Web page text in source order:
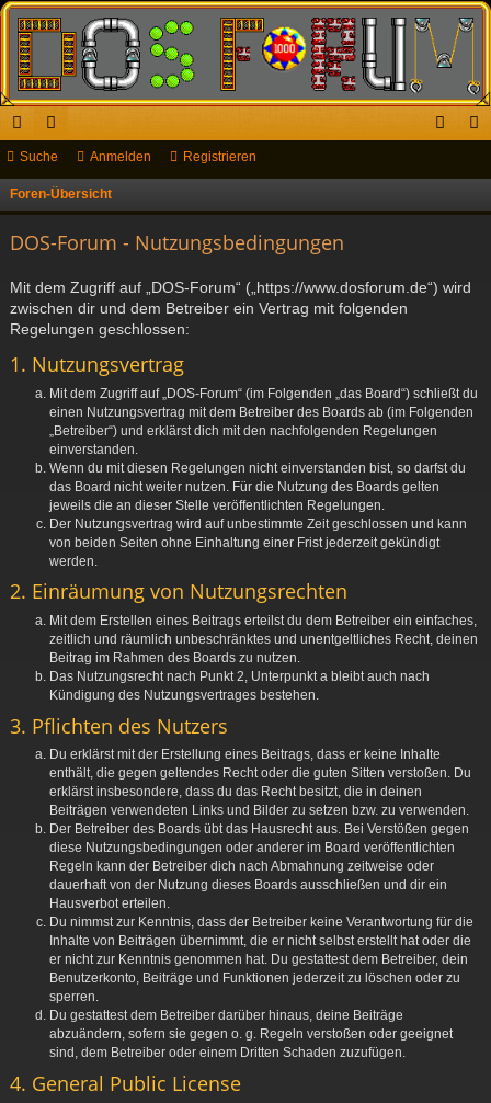
ch
ne
riff
or
en
n
Suche Anmelden Registrieren
Foren-Übersicht
DOS-Forum - Nutzungsbedingungen
Mit dem Zugriff auf „DOS-Forum“ („https://www.dosforum.de“) wird
zwischen dir und dem Betreiber ein Vertrag mit folgenden
Regelungen geschlossen:
1. Nutzungsvertrag
Mit dem Zugriff auf „DOS-Forum“ (im Folgenden „das Board“) schließt du
einen Nutzungsvertrag mit dem Betreiber des Boards ab (im Folgenden
„Betreiber“) und erklärst dich mit den nachfolgenden Regelungen
einverstanden.
Wenn du mit diesen Regelungen nicht einverstanden bist, so darfst du
das Board nicht weiter nutzen. Für die Nutzung des Boards gelten
jeweils die an dieser Stelle veröffentlichten Regelungen.
Der Nutzungsvertrag wird auf unbestimmte Zeit geschlossen und kann
von beiden Seiten ohne Einhaltung einer Frist jederzeit gekündigt
werden.
2. Einräumung von Nutzungsrechten
Mit dem Erstellen eines Beitrags erteilst du dem Betreiber ein einfaches,
zeitlich und räumlich unbeschränktes und unentgeltliches Recht, deinen
Beitrag im Rahmen des Boards zu nutzen.
Das Nutzungsrecht nach Punkt 2, Unterpunkt a bleibt auch nach
Kündigung des Nutzungsvertrages bestehen.
3. Pflichten des Nutzers
Du erklärst mit der Erstellung eines Beitrags, dass er keine Inhalte
enthält, die gegen geltendes Recht oder die guten Sitten verstoßen. Du
erklärst insbesondere, dass du das Recht besitzt, die in deinen
Beiträgen verwendeten Links und Bilder zu setzen bzw. zu verwenden.
Der Betreiber des Boards übt das Hausrecht aus. Bei Verstößen gegen
diese Nutzungsbedingungen oder anderer im Board veröffentlichten
Regeln kann der Betreiber dich nach Abmahnung zeitweise oder
dauerhaft von der Nutzung dieses Boards ausschließen und dir ein
Hausverbot erteilen.
Du nimmst zur Kenntnis, dass der Betreiber keine Verantwortung für die
Inhalte von Beiträgen übernimmt, die er nicht selbst erstellt hat oder die
er nicht zur Kenntnis genommen hat. Du gestattest dem Betreiber, dein
Benutzerkonto, Beiträge und Funktionen jederzeit zu löschen oder zu
sperren.
Du gestattest dem Betreiber darüber hinaus, deine Beiträge
abzuändern, sofern sie gegen o. g. Regeln verstoßen oder geeignet
sind, dem Betreiber oder einem Dritten Schaden zuzufügen.
4. General Public License